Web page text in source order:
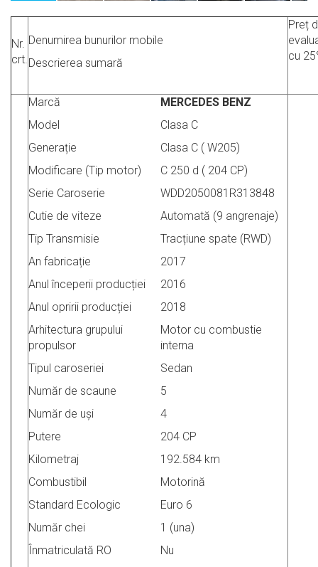
Nr.
crt.
Denumirea bunurilor mobile
Descrierea sumară
Preț
cu
Marcă
MERCEDES BENZ
Model
Clasa C
Generație
Clasa C ( W205)
Modificare (Tip motor)
C 250 d ( 204 CP)
Serie Caroserie
WDD2050081R313848
Cutie de viteze
Automată (9 angrenaje)
Tip Transmisie
Tracțiune spate (RWD)
An fabricație
2017
Anul începerii producției
2016
Anul opririi producției
2018
Arhitectura grupului
propulsor
Motor cu combustie
interna
Tipul caroseriei
Sedan
Număr de scaune
5
Număr de uşi
4
Putere
204 CP
Kilometraj
192.584 km
Combustibil
Motorină
Standard Ecologic
Euro 6
Număr chei
1 (una)
Înmatriculată RO
Nu